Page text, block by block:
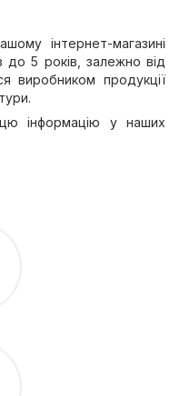
інтернет-магазині
до 5 років, залежно від
виробником продукції
інформацію у наших